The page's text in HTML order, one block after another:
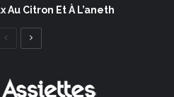
Citron Et À L’aneth
Page